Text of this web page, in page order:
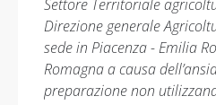
Settore Territoriale
Direzione generale
sede in Piacenza - Emilia
Romagna a causa
preparazione non